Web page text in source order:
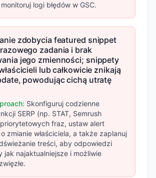
logi błędów w GSC.
zdobycia featured snippet
zadania i brak
jego zmienności; snippety
lub całkowicie znikają
powodując cichą utratę
Skonfiguruj codzienne
SERP (np. STAT, Semrush
fraz, ustaw alert
zmianie właściciela, a także zaplanuj
treści, aby odpowiedzi
jak najaktualniejsze i możliwie